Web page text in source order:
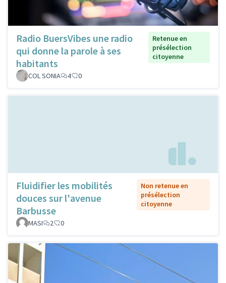
Radio BuersVibes une radio
qui donne la parole à ses
habitants
Retenue en
présélection
citoyenne
COL SONIA 4 0
Fluidifier les mobilités
douces sur l'avenue
Barbusse
Non retenue en
présélection
citoyenne
MASI 2 0